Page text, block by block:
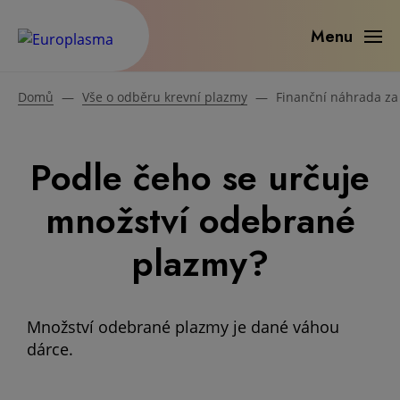
Menu
Domů — Vše o odběru krevní plazmy — Finanční náhrada
Podle čeho se určuje
množství odebrané
plazmy?
Množství odebrané plazmy je dané váhou
dárce.